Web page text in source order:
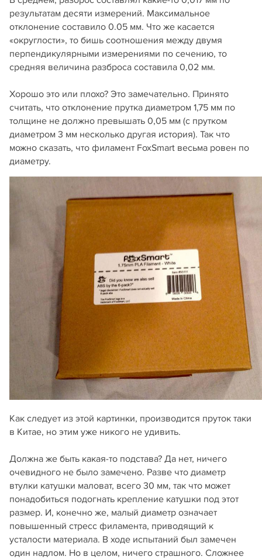
результатам десяти измерений. Максимальное
отклонение составило 0.05 мм. Что же касается
«округлости», то бишь соотношения между двумя
перпендикулярными измерениями по сечению, то
средняя величина разброса составила 0,02 мм.
Хорошо это или плохо? Это замечательно. Принято
считать, что отклонение прутка диаметром 1,75 мм по
толщине не должно превышать 0,05 мм (с прутком
диаметром 3 мм несколько другая история). Так что
можно сказать, что филамент FoxSmart весьма ровен по
диаметру.
Как следует из этой картинки, производится пруток таки
в Китае, но этим уже никого не удивить.
Должна же быть какая-то подстава? Да нет, ничего
очевидного не было замечено. Разве что диаметр
втулки катушки маловат, всего 30 мм, так что может
понадобиться подогнать крепление катушки под этот
размер. И, конечно же, малый диаметр означает
повышенный стресс филамента, приводящий к
усталости материала. В ходе испытаний был замечен
один надлом. Но в целом, ничего страшного. Сложнее